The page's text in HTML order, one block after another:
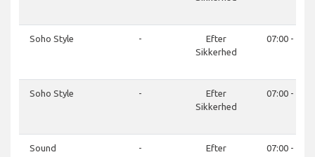
Soho Style -
Efter
Sikkerhed
07:00 -
Soho Style -
Efter
Sikkerhed
07:00 -
Sound
-
Efter
07:00 -